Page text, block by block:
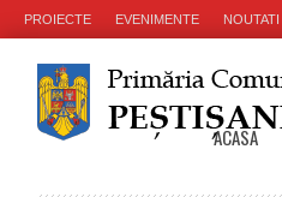
PROIECTE EVENIMENTE NOUTATI
ACASA